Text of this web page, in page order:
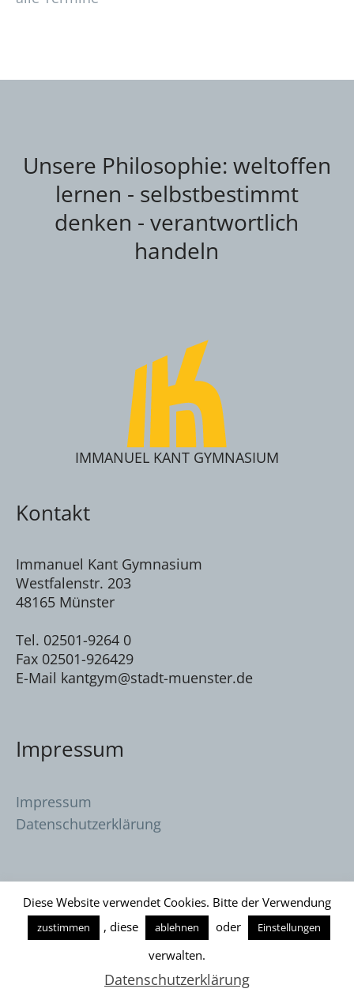
Unsere Philosophie: weltoffen
lernen - selbstbestimmt
denken - verantwortlich
handeln
IMMANUEL KANT GYMNASIUM
Kontakt
Immanuel Kant Gymnasium
Westfalenstr. 203
48165 Münster
Tel. 02501-9264 0
Fax 02501-926429
E-Mail kantgym@stadt-muenster.de
Impressum
Impressum
Datenschutzerklärung
Datenschutzerklärung/ Immanuel Kant
Gymnasium © 2026
Diese Website verwendet Cookies. Bitte der Verwendung
zustimmen , diese ablehnen oder Einstellungen
verwalten.
Datenschutzerklärung